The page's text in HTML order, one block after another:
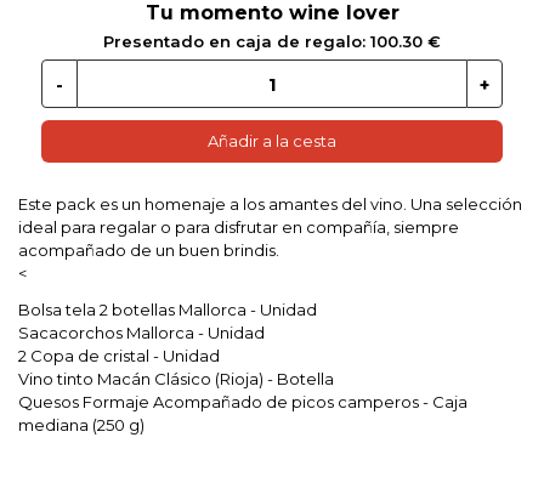
Tu momento wine lover
Presentado en caja de regalo: 100.30 €
Añadir a la cesta
Este pack es un homenaje a los amantes del vino. Una selección
ideal para regalar o para disfrutar en compañía, siempre
acompañado de un buen brindis.
<
Bolsa tela 2 botellas Mallorca - Unidad
Sacacorchos Mallorca - Unidad
2 Copa de cristal - Unidad
Vino tinto Macán Clásico (Rioja) - Botella
Quesos Formaje Acompañado de picos camperos - Caja
mediana (250 g)